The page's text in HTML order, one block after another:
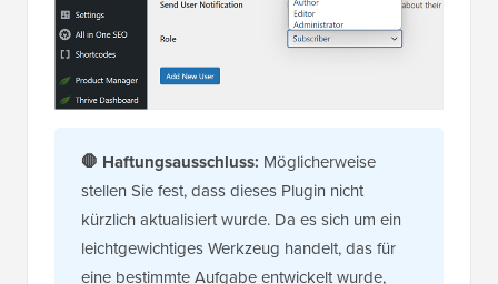
🛑 Haftungsausschluss: Möglicherweise
stellen Sie fest, dass dieses Plugin nicht
kürzlich aktualisiert wurde. Da es sich um ein
leichtgewichtiges Werkzeug handelt, das für
eine bestimmte Aufgabe entwickelt wurde,